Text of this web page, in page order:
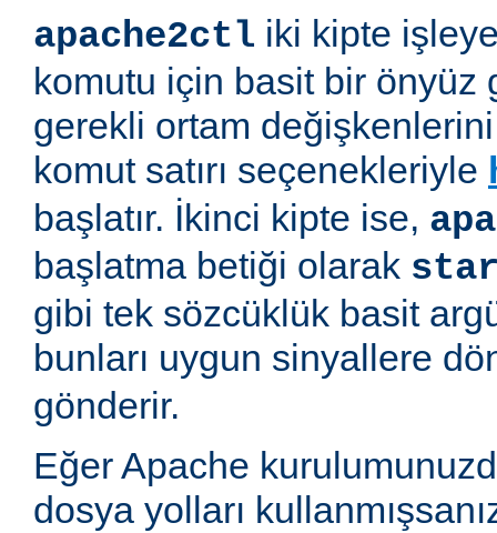
apache2ctl iki kipte
komutu için basit bir önyüz
gerekli ortam
komut satırı seçenekleriyle
başlatır. İkinci kipte ise,
başlatma betiği olarak
gibi tek sözcüklük basit
bunları uygun sinyallere
gönderir.
Eğer Apache
dosya yolları